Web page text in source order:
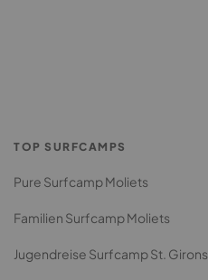
TOP SURFCAMPS
Pure Surfcamp Moliets
Familien Surfcamp Moliets
Jugendreise Surfcamp St. Girons